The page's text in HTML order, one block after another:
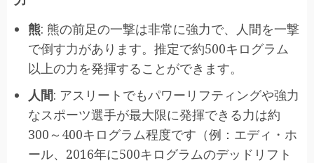
熊: 熊の前足の一撃は非常に強力で、人間を一撃
で倒す力があります。推定で約500キログラム
以上の力を発揮することができます。
人間: アスリートでもパワーリフティングや強力
なスポーツ選手が最大限に発揮できる力は約
300～400キログラム程度です（例：エディ・ホ
ール、2016年に500キログラムのデッドリフト